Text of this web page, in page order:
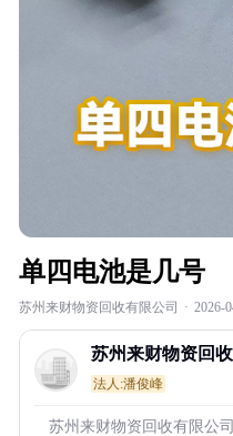
单四电池是几号
苏州来财物资回收有限公司 · 2026-
苏州来财物资回
法人:潘俊峰
苏州来财物资回收有限公